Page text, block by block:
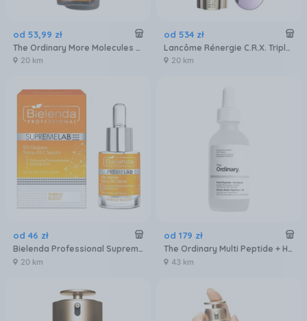
od 53,99 zł
The Ordinary More Molecules Alpha Arbutin 2% + Ha Serum Do Twarzy 30ml
20 km
od 534 zł
Lancôme Rénergie C.R.X. Triple Serum Retinol Serum Do Twarzy 50ml
20 km
od 46 zł
Bielenda Professional Supremelab Energy Boost 5% Olejowe Tetra Vit C Serum 15 ml
20 km
od 179 zł
The Ordinary Multi Peptide + Ha Serum 60 ml
43 km